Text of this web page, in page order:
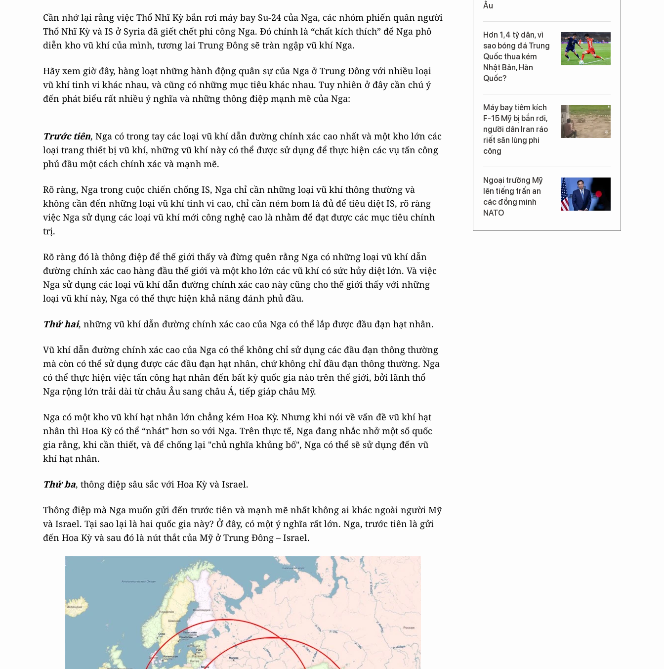
Cần nhớ lại rằng việc Thổ Nhĩ Kỳ bắn rơi máy bay Su-24 của Nga, các nhóm phiến quân người
Thổ Nhĩ Kỳ và IS ở Syria đã giết chết phi công Nga. Đó chính là “chất kích thích” để Nga phô
diễn kho vũ khí của mình, tương lai Trung Đông sẽ tràn ngập vũ khí Nga.
Hãy xem giờ đây, hàng loạt những hành động quân sự của Nga ở Trung Đông với nhiều loại
vũ khí tinh vi khác nhau, và cũng có những mục tiêu khác nhau. Tuy nhiên ở đây cần chú ý
đến phát biểu rất nhiều ý nghĩa và những thông điệp mạnh mẽ của Nga:
Trước tiên, Nga có trong tay các loại vũ khí dẫn đường chính xác cao nhất và một kho lớn các
loại trang thiết bị vũ khí, những vũ khí này có thể được sử dụng để thực hiện các vụ tấn công
phủ đầu một cách chính xác và mạnh mẽ.
Rõ ràng, Nga trong cuộc chiến chống IS, Nga chỉ cần những loại vũ khí thông thường và
không cần đến những loại vũ khí tinh vi cao, chỉ cần ném bom là đủ để tiêu diệt IS, rõ ràng
việc Nga sử dụng các loại vũ khí mới công nghệ cao là nhằm để đạt được các mục tiêu chính
trị.
Rõ ràng đó là thông điệp để thế giới thấy và đừng quên rằng Nga có những loại vũ khí dẫn
đường chính xác cao hàng đầu thế giới và một kho lớn các vũ khí có sức hủy diệt lớn. Và việc
Nga sử dụng các loại vũ khí dẫn đường chính xác cao này cũng cho thế giới thấy với những
loại vũ khí này, Nga có thể thực hiện khả năng đánh phủ đầu.
Thứ hai, những vũ khí dẫn đường chính xác cao của Nga có thể lắp được đầu đạn hạt nhân.
Vũ khí dẫn đường chính xác cao của Nga có thể không chỉ sử dụng các đầu đạn thông thường
mà còn có thể sử dụng được các đầu đạn hạt nhân, chứ không chỉ đầu đạn thông thường. Nga
có thể thực hiện việc tấn công hạt nhân đến bất kỳ quốc gia nào trên thế giới, bởi lãnh thổ
Nga rộng lớn trải dài từ châu Âu sang châu Á, tiếp giáp châu Mỹ.
Nga có một kho vũ khí hạt nhân lớn chẳng kém Hoa Kỳ. Nhưng khi nói về vấn đề vũ khí hạt
nhân thì Hoa Kỳ có thể “nhát” hơn so với Nga. Trên thực tế, Nga đang nhắc nhở một số quốc
gia rằng, khi cần thiết, và để chống lại "chủ nghĩa khủng bố", Nga có thể sẽ sử dụng đến vũ
khí hạt nhân.
Thứ ba, thông điệp sâu sắc với Hoa Kỳ và Israel.
Thông điệp mà Nga muốn gửi đến trước tiên và mạnh mẽ nhất không ai khác ngoài người Mỹ
và Israel. Tại sao lại là hai quốc gia này? Ở đây, có một ý nghĩa rất lớn. Nga, trước tiên là gửi
đến Hoa Kỳ và sau đó là nút thắt của Mỹ ở Trung Đông – Israel.
Âu
Hơn 1,4 tỷ dân, vì
sao bóng đá Trung
Quốc thua kém
Nhật Bản, Hàn
Quốc?
Máy bay tiêm kích
F-15 Mỹ bị bắn rơi,
người dân Iran ráo
riết săn lùng phi
công
Ngoại trưởng Mỹ
lên tiếng trấn an
các đồng minh
NATO